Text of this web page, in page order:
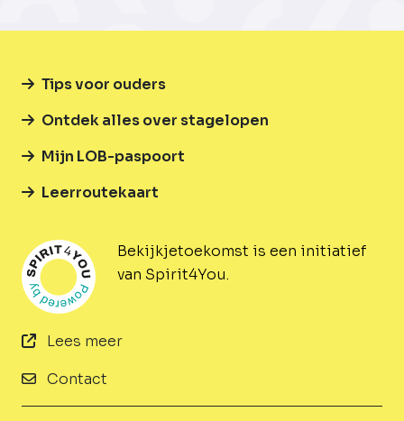
Bekijkjetoekomst is een initiatief
van Spirit4You.
Lees meer
Contact
Tips voor ouders
Ontdek alles over stagelopen
Mijn LOB-paspoort
Leerroutekaart